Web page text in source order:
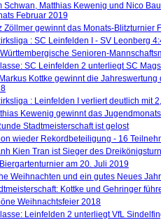
Schwan, Matthias Kewenig und Nico
Februar 2019
Zöllmer gewinnt das Monats-Blitzturnier
: SC Leinfelden I - SV Leonberg
Senioren-
SC Leinfelden 2 unterliegt SC
Kottke gewinnt die
: Leinfelden I verliert deutlich mit
Kewenig gewinnt das
Stadtmeisterschaft ist gelost
wieder Rekordbeteiligung - 16
Kien Tran ist Sieger des
am 20. Juli 2019
Weihnachten und ein gutes Neues
Kottke und Gehringer
Weihnachtsfeier 2018
Leinfelden 2 unterliegt VfL